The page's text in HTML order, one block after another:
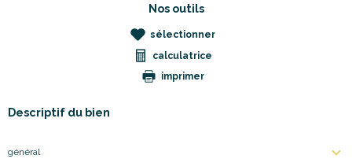
Nos outils
sélectionner
calculatrice
imprimer
Descriptif du bien
général